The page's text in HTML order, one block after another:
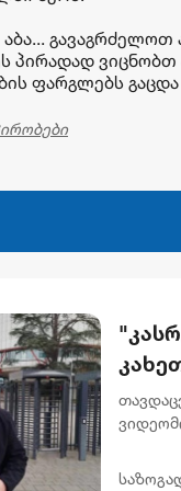
გავაგრძელოთ
პირადად
ფარგლებს
ამბოხის